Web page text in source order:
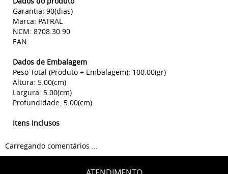
Garantia: 90(dias)
Marca: PATRAL
NCM: 8708.30.90
EAN:
Dados de Embalagem
Peso Total (Produto + Embalagem): 100.00(gr)
Altura: 5.00(cm)
Largura: 5.00(cm)
Profundidade: 5.00(cm)
Itens Inclusos
Carregando comentários ...